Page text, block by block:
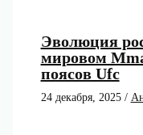
Эволюция
мировом
поясов Ufc
24 декабря, 2025 /